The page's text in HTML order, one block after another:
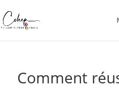
Comment